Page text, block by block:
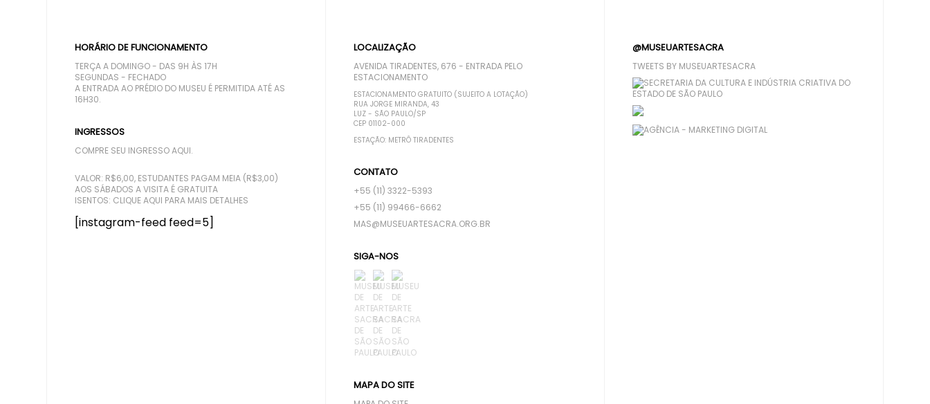
HORÁRIO DE FUNCIONAMENTO
TERÇA A DOMINGO - DAS 9H ÀS 17H
SEGUNDAS - FECHADO
A ENTRADA AO PRÉDIO DO MUSEU É PERMITIDA ATÉ AS
16H30.
INGRESSOS
COMPRE SEU INGRESSO AQUI.
VALOR: R$6,00, ESTUDANTES PAGAM MEIA (R$3,00)
AOS SÁBADOS A VISITA É GRATUITA
ISENTOS: CLIQUE AQUI PARA MAIS DETALHES
[instagram-feed feed=5]
LOCALIZAÇÃO
AVENIDA TIRADENTES, 676 - ENTRADA PELO
ESTACIONAMENTO
ESTACIONAMENTO GRATUITO (SUJEITO A LOTAÇÃO)
RUA JORGE MIRANDA, 43
LUZ - SÃO PAULO/SP
CEP 01102-000
ESTAÇÃO: METRÔ TIRADENTES
CONTATO
+55 (11) 3322-5393
+55 (11) 99466-6662
MAS@MUSEUARTESACRA.ORG.BR
SIGA-NOS
MAPA DO SITE
@MUSEUARTESACRA
TWEETS BY MUSEUARTESACRA